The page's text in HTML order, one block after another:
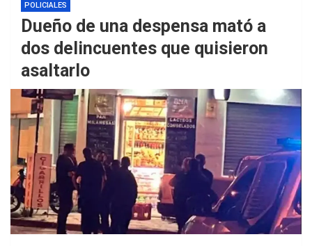
POLICIALES
Dueño de una despensa mató a
dos delincuentes que quisieron
asaltarlo